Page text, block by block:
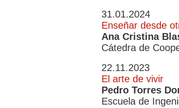
31.01.2024
Enseñar desde
Ana Cristina
Cátedra de
22.11.2023
El arte de vivir
Pedro Torres
Escuela de